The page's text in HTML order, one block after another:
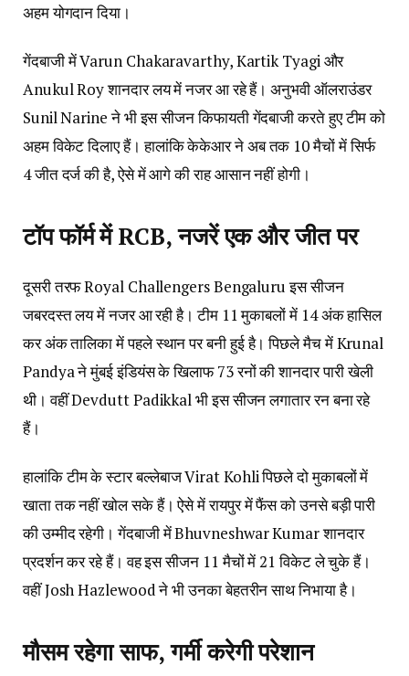
अहम योगदान दिया।
गेंदबाजी में Varun Chakaravarthy, Kartik Tyagi और
Anukul Roy शानदार लय में नजर आ रहे हैं। अनुभवी ऑलराउंडर
Sunil Narine ने भी इस सीजन किफायती गेंदबाजी करते हुए टीम को
अहम विकेट दिलाए हैं। हालांकि केकेआर ने अब तक 10 मैचों में सिर्फ
4 जीत दर्ज की है, ऐसे में आगे की राह आसान नहीं होगी।
टॉप फॉर्म में RCB, नजरें एक और जीत पर
दूसरी तरफ Royal Challengers Bengaluru इस सीजन
जबरदस्त लय में नजर आ रही है। टीम 11 मुकाबलों में 14 अंक हासिल
कर अंक तालिका में पहले स्थान पर बनी हुई है। पिछले मैच में Krunal
Pandya ने मुंबई इंडियंस के खिलाफ 73 रनों की शानदार पारी खेली
थी। वहीं Devdutt Padikkal भी इस सीजन लगातार रन बना रहे
हैं।
हालांकि टीम के स्टार बल्लेबाज Virat Kohli पिछले दो मुकाबलों में
खाता तक नहीं खोल सके हैं। ऐसे में रायपुर में फैंस को उनसे बड़ी पारी
की उम्मीद रहेगी। गेंदबाजी में Bhuvneshwar Kumar शानदार
प्रदर्शन कर रहे हैं। वह इस सीजन 11 मैचों में 21 विकेट ले चुके हैं।
वहीं Josh Hazlewood ने भी उनका बेहतरीन साथ निभाया है।
मौसम रहेगा साफ, गर्मी करेगी परेशान